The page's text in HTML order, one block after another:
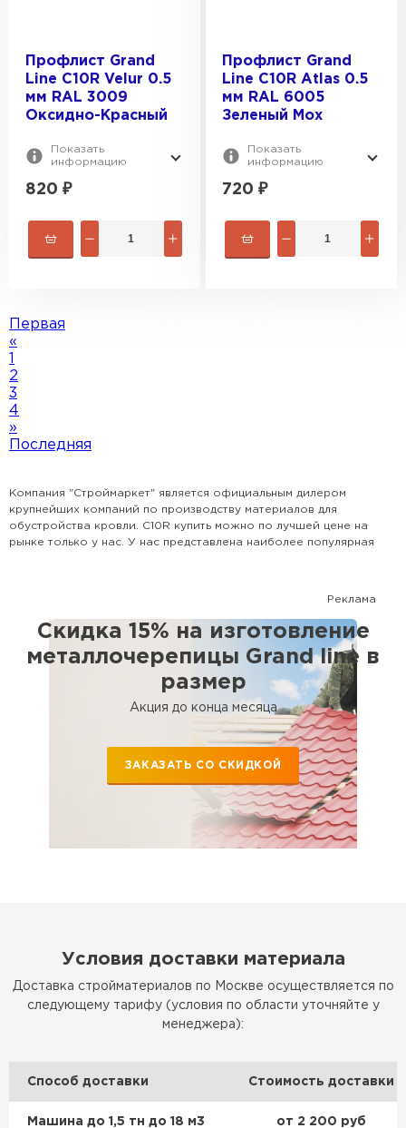
Профлист Grand
Line С10R Velur 0.5
мм RAL 3009
Оксидно-Красный
Показать
информацию
820 ₽
Профлист Grand
Line С10R Atlas 0.5
мм RAL 6005
Зеленый Мох
Показать
информацию
720 ₽
Первая
«
2
3
4
»
Последняя
Компания "Строймаркет" является официальным дилером
крупнейших компаний по производству материалов для
обустройства кровли. C10R купить можно по лучшей цене на
рынке только у нас. У нас представлена наиболее популярная
Реклама
Скидка 15% на изготовление
металлочерепицы Grand line в
размер
Акция до конца месяца
ЗАКАЗАТЬ СО СКИДКОЙ
Условия доставки материала
Доставка стройматериалов по Москве осуществляется по
следующему тарифу (условия по области уточняйте у
менеджера):
Способ доставки Стоимость доставки
Машина до 1,5 тн до 18 м3
от 2 200 руб